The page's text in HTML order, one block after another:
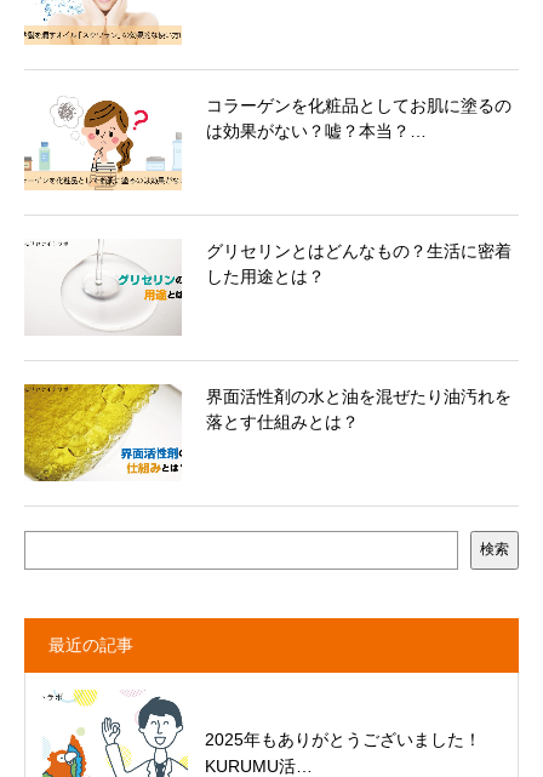
コラーゲンを化粧品としてお肌に塗るの
は効果がない？嘘？本当？…
グリセリンとはどんなもの？生活に密着
した用途とは？
界面活性剤の水と油を混ぜたり油汚れを
落とす仕組みとは？
検索
最近の記事
2025年もありがとうございました！
KURUMU活…